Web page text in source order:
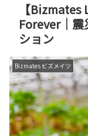
【
Forever｜
ション
Bizmates ビズメイツ